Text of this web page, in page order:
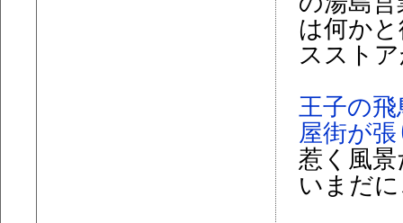
は何か
ススト
王子の
屋街が
惹く風
いまだ